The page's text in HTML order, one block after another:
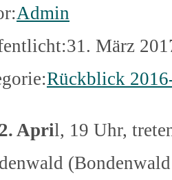
Admin
31. März
Rückblick
April, 19 Uhr,